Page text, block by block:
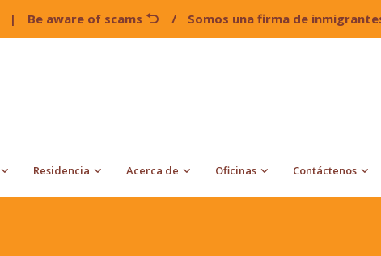
| Be aware of scams / Somos una firma de
Residencia Acerca de Oficinas Contáctenos